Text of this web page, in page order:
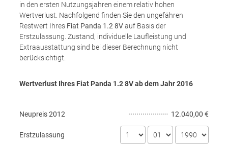
in den ersten Nutzungsjahren einem relativ hohen
Wertverlust. Nachfolgend finden Sie den ungefähren
Restwert Ihres Fiat Panda 1.2 8Vauf Basis der
Erstzulassung. Zustand, individuelle Laufleistung und
Extraausstattung sind bei dieser Berechnung nicht
berücksichtigt.
Wertverlust Ihres Fiat Panda 1.2 8V ab dem Jahr2016
Neupreis2012 12.040,00 €
Erstzulassung